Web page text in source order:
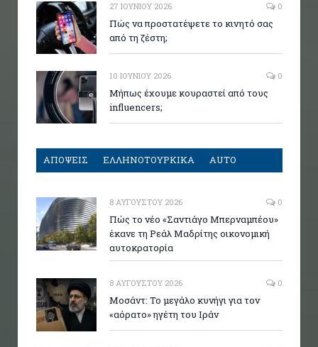
27 ΙΟΥΝΊΟΥ 2026 0
Πώς να προστατέψετε το κινητό σας
από τη ζέστη;
10 ΙΟΥΝΊΟΥ 2026 0
Μήπως έχουμε κουραστεί από τους
influencers;
ΑΠΟΨΕΙΣ ΕΛΛΗΝΟΤΟΥΡΚΙΚΑ AUTO
8 ΑΥΓΟΎΣΤΟΥ 2026 0
Πώς το νέο «Σαντιάγο Μπερναμπέου»
έκανε τη Ρεάλ Μαδρίτης οικονομική
αυτοκρατορία
8 ΑΥΓΟΎΣΤΟΥ 2026 0
Μοσάντ: Το μεγάλο κυνήγι για τον
«αόρατο» ηγέτη του Ιράν